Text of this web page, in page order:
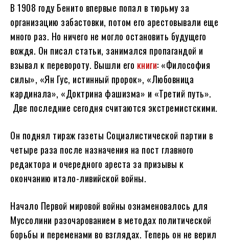
В 1908 году Бенито впервые попал в тюрьму за
организацию забастовки, потом его арестовывали еще
много раз. Но ничего не могло остановить будущего
вождя. Он писал статьи, занимался пропагандой и
взывал к перевороту. Вышли его книги: «Философия
силы», «Ян Гус, истинный пророк», «Любовница
кардинала», «Доктрина фашизма» и «Третий путь».
Две последние сегодня считаются экстремистскими.
Он поднял тираж газеты Социалистической партии в
четыре раза после назначения на пост главного
редактора и очередного ареста за призывы к
окончанию итало-ливийской войны.
Начало Первой мировой войны ознаменовалось для
Муссолини разочарованием в методах политической
борьбы и переменами во взглядах. Теперь он не верил